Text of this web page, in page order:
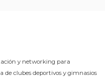
y networking para
de clubes deportivos y gimnasios